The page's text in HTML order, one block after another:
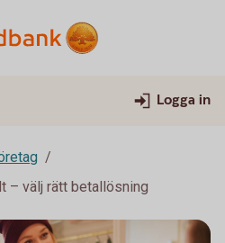
Logga in
– välj rätt betallösning